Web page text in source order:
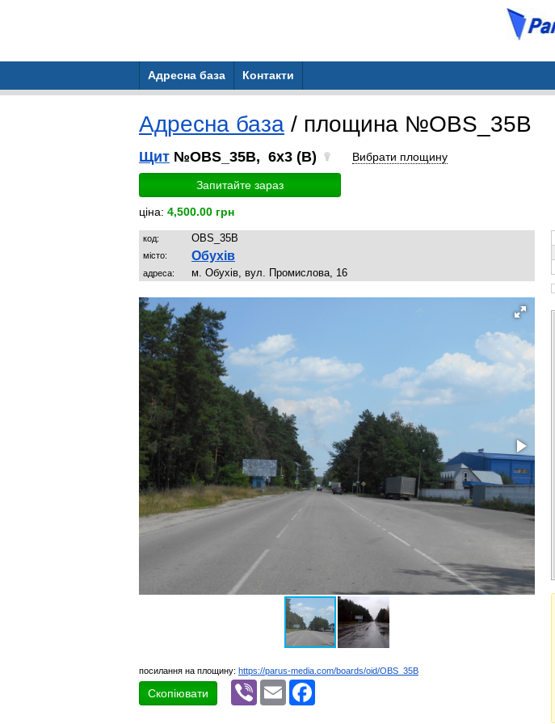
Адресна база Контакти
Адресна база / площина №OBS_35B
Щит №OBS_35B, 6x3 (B) Вибрати площину
Запитайте зараз
ціна: 4,500.00 грн
код: OBS_35B
місто: Обухів
адреса: м. Обухів, вул. Промислова, 16
посилання на площину: https://parus-media.com/boards/oid/OBS_35B
Скопіювати
Viber Email